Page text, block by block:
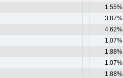
1.55%
3.87%
4.62%
1.07%
1.88%
1.07%
1.88%